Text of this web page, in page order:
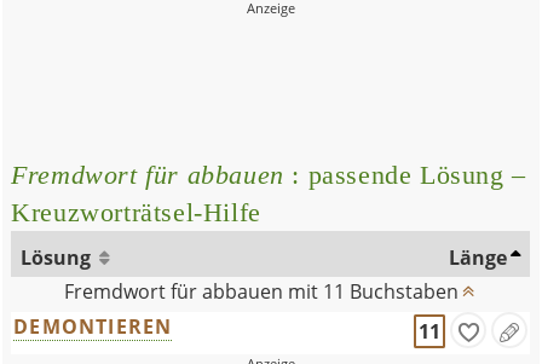
Fremdwort für abbauen : passende Lösung –
Kreuzworträtsel-Hilfe
Lösung
Länge
Fremdwort für abbauen mit 11 Buchstaben
DEMONTIEREN
11